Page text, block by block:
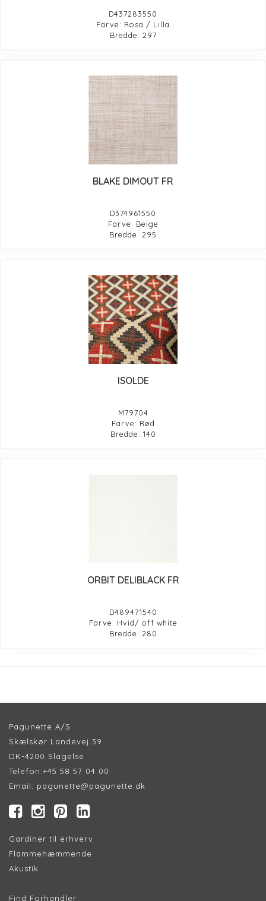
D437283550
Farve: Rosa / Lilla
Bredde: 297
BLAKE DIMOUT FR
D374961550
Farve: Beige
Bredde: 295
ISOLDE
M79704
Farve: Rød
Bredde: 140
ORBIT DELIBLACK FR
D489471540
Farve: Hvid/ off white
Bredde: 280
Pagunette A/S
Skælskør Landevej 39
DK-4200 Slagelse
Telefon:+45 58 57 04 00
Email: pagunette@pagunette.dk
Gardiner til erhverv
Flammehæmmende
Akustik
Find Forhandler